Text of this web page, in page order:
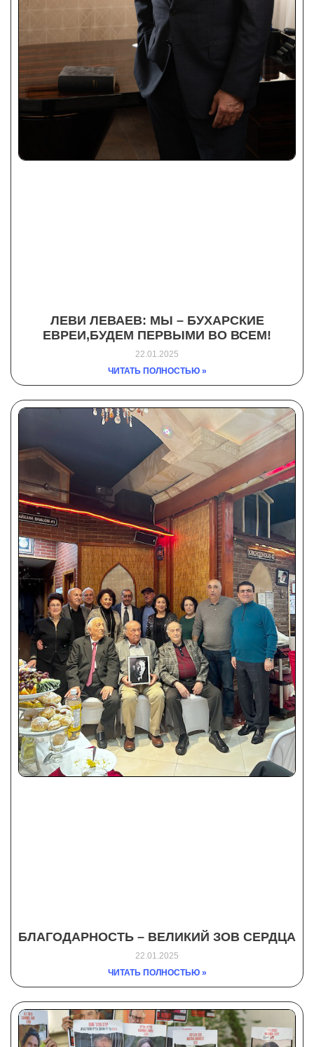
ЛЕВИ ЛЕВАЕВ: МЫ – БУХАРСКИЕ
ЕВРЕИ,БУДЕМ ПЕРВЫМИ ВО ВСЕМ!
22.01.2025
ЧИТАТЬ ПОЛНОСТЬЮ »
БЛАГОДАРНОСТЬ – ВЕЛИКИЙ ЗОВ СЕРДЦА
22.01.2025
ЧИТАТЬ ПОЛНОСТЬЮ »